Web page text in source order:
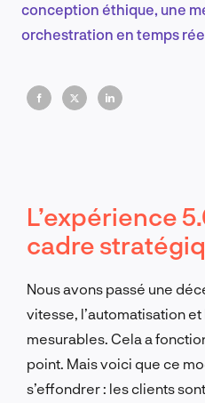
conception éthique, une
orchestration en temps
L’expérience
cadre
Nous avons passé une
vitesse, l’automatisation
mesurables. Cela a
point. Mais voici que ce
s’effondrer : les clients